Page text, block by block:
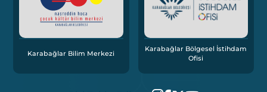
Karabağlar Bilim Merkezi
Karabağlar Bölgesel İstihdam
Ofisi